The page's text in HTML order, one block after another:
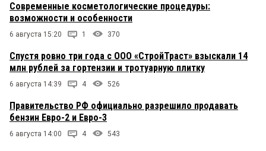
Современные косметологические процедуры:
возможности и особенности
6 августа 15:20 1 370
Спустя ровно три года с ООО «СтройТраст» взыскали 14
млн рублей за гортензии и тротуарную плитку
6 августа 14:39 4 526
Правительство РФ официально разрешило продавать
бензин Евро-2 и Евро-3
6 августа 14:00 4 543